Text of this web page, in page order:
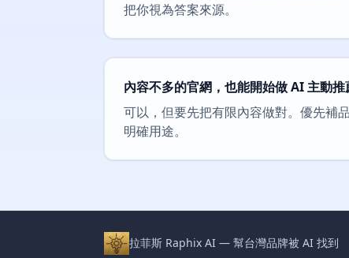
把你視為答案來源。
內容不多的官網，也能開始做 AI 主動推
可以，但要先把有限內容做對。優先補
明確用途。
拉菲斯 Raphix AI — 幫台灣品牌被 AI 找到